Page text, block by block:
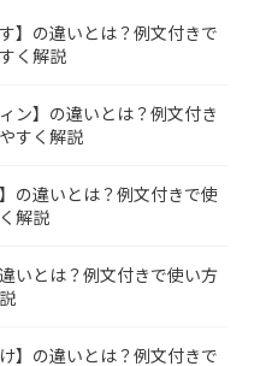
】の違いとは？例文付きで
く解説
ン】の違いとは？例文付き
すく解説
の違いとは？例文付きで使
解説
いとは？例文付きで使い方
】の違いとは？例文付きで